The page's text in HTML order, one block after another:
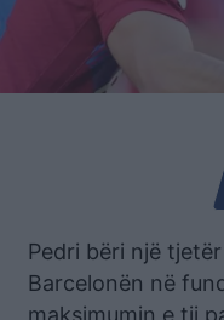
Pedri bëri një
Barcelonën në
maksimumin e tij